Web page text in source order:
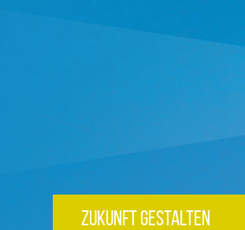
ZUKUNFT GESTALTEN